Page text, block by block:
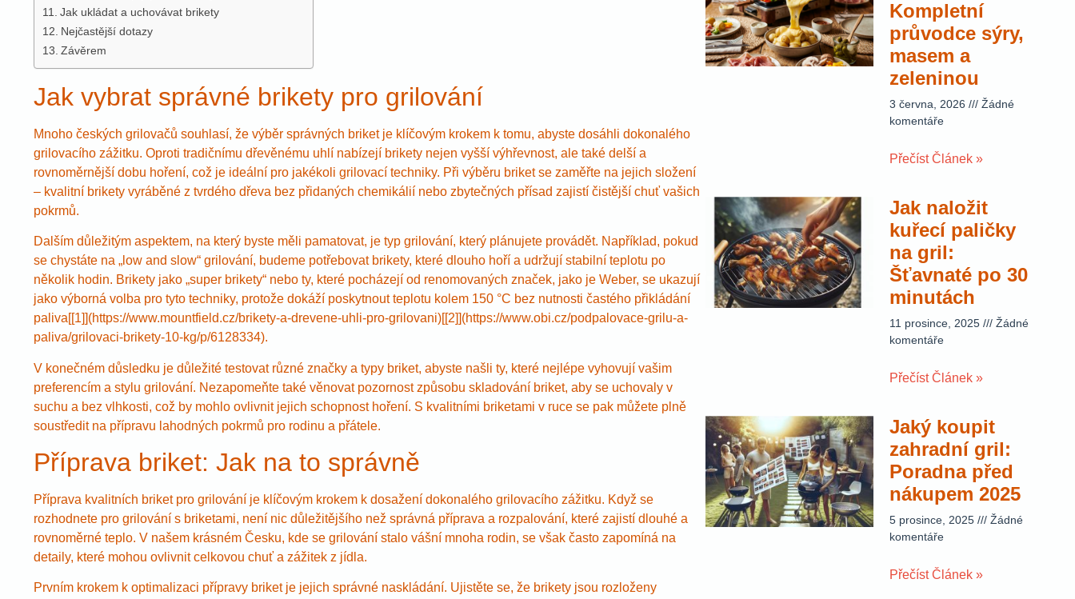
Jak ukládat a uchovávat brikety
Nejčastější dotazy
Závěrem
Jak vybrat správné brikety pro grilování
Mnoho českých grilovačů souhlasí, že výběr správných briket je klíčovým krokem k tomu, abyste dosáhli dokonalého
grilovacího zážitku. Oproti tradičnímu dřevěnému uhlí nabízejí brikety nejen vyšší výhřevnost, ale také delší a
rovnoměrnější dobu hoření, což je ideální pro jakékoli grilovací techniky. Při výběru briket se zaměřte na jejich složení
– kvalitní brikety vyráběné z tvrdého dřeva bez přidaných chemikálií nebo zbytečných přísad zajistí čistější chuť vašich
pokrmů.
Dalším důležitým aspektem, na který byste měli pamatovat, je typ grilování, který plánujete provádět. Například, pokud
se chystáte na „low and slow“ grilování, budeme potřebovat brikety, které dlouho hoří a udržují stabilní teplotu po
několik hodin. Brikety jako „super brikety“ nebo ty, které pocházejí od renomovaných značek, jako je Weber, se ukazují
jako výborná volba pro tyto techniky, protože dokáží poskytnout teplotu kolem 150 °C bez nutnosti častého přikládání
paliva[[1]](https://www.mountfield.cz/brikety-a-drevene-uhli-pro-grilovani)[[2]](https://www.obi.cz/podpalovace-grilu-a-
paliva/grilovaci-brikety-10-kg/p/6128334).
V konečném důsledku je důležité testovat různé značky a typy briket, abyste našli ty, které nejlépe vyhovují vašim
preferencím a stylu grilování. Nezapomeňte také věnovat pozornost způsobu skladování briket, aby se uchovaly v
suchu a bez vlhkosti, což by mohlo ovlivnit jejich schopnost hoření. S kvalitními briketami v ruce se pak můžete plně
soustředit na přípravu lahodných pokrmů pro rodinu a přátele.
Příprava briket: Jak na to správně
Příprava kvalitních briket pro grilování je klíčovým krokem k dosažení dokonalého grilovacího zážitku. Když se
rozhodnete pro grilování s briketami, není nic důležitějšího než správná příprava a rozpalování, které zajistí dlouhé a
rovnoměrné teplo. V našem krásném Česku, kde se grilování stalo vášní mnoha rodin, se však často zapomíná na
detaily, které mohou ovlivnit celkovou chuť a zážitek z jídla.
Prvním krokem k optimalizaci přípravy briket je jejich správné naskládání. Ujistěte se, že brikety jsou rozloženy
Kompletní
průvodce sýry,
masem a
zeleninou
3 června, 2026
Žádné
komentáře
Přečíst Článek »
Jak naložit
kuřecí paličky
na gril:
Šťavnaté po 30
minutách
11 prosince, 2025
Žádné
komentáře
Přečíst Článek »
Jaký koupit
zahradní gril:
Poradna před
nákupem 2025
5 prosince, 2025
Žádné
komentáře
Přečíst Článek »